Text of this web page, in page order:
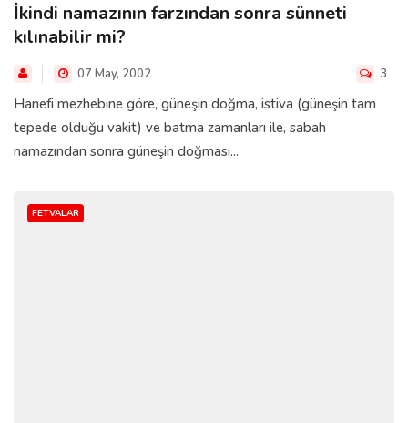
İkindi namazının farzından sonra sünneti
kılınabilir mi?
07 May, 2002 3
Hanefi mezhebine göre, güneşin doğma, istiva (güneşin tam
tepede olduğu vakit) ve batma zamanları ile, sabah
namazından sonra güneşin doğması...
FETVALAR